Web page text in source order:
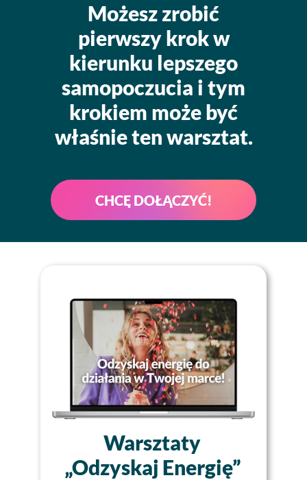
Warsztaty
„Odzyskaj Energię”
Możesz zrobić
pierwszy krok w
kierunku lepszego
samopoczucia i tym
krokiem może być
właśnie ten warsztat.
CHCĘ DOŁĄCZYĆ!